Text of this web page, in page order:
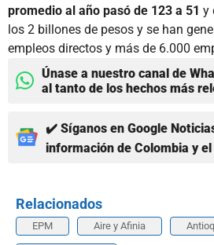
promedio al año pasó de 123 a 51 y
los 2 billones de pesos y se han
empleos directos y más de 6.000
Únase a nuestro canal de
al tanto de los hechos más
✔️ Síganos en Google
información de Colombia y
Relacionados
EPM Aire y Afinia